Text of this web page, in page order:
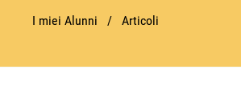
I miei Alunni / Articoli